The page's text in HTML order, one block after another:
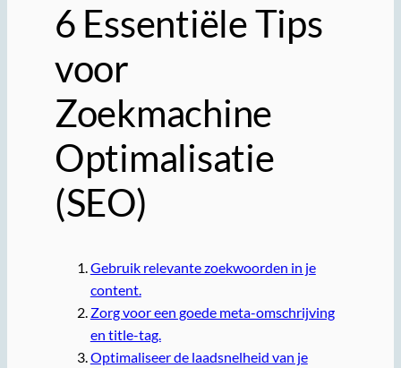
6 Essentiële Tips
voor
Zoekmachine
Optimalisatie
(SEO)
Gebruik relevante zoekwoorden in je
content.
Zorg voor een goede meta-omschrijving
en title-tag.
Optimaliseer de laadsnelheid van je